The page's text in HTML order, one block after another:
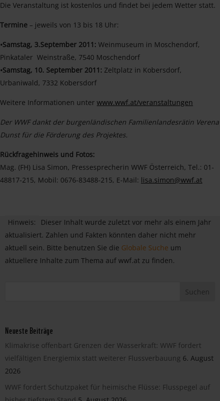
Die Veranstaltung ist kostenlos und findet bei jedem Wetter statt.
Termine – jeweils von 13 bis 18 Uhr:
•Samstag, 3.September 2011: Weinmuseum in Moschendorf,
Pinkataler Weinstraße, 7540 Moschendorf
•Samstag, 10. September 2011: Zeltplatz in Kobersdorf,
Urbaniwald, 7332 Kobersdorf
Weitere Informationen unter www.wwf.at/veranstaltungen
Der WWF dankt der burgenländischen Familienlandesrätin Verena
Dunst für die Förderung des Projektes.
Rückfragehinweis und Fotos:
Mag. (FH) Lisa Simon, Pressesprecherin WWF Österreich, Tel.: 01-
48817-215, Mobil: 0676-83488-215, E-Mail: lisa.simon@wwf.at
Hinweis:
Dieser Inhalt wurde zuletzt vor mehr als einem Jahr
aktualisiert. Zahlen und Fakten könnten daher nicht mehr
aktuell sein. Bitte benutzen Sie die Globale Suche um
aktuellere Inhalte zum Thema auf wwf.at zu finden.
Neueste Beiträge
Klimakrise offenbart Grenzen der Wasserkraft: WWF fordert
vielfältigen Energiemix statt weiterer Flussverbauung 6. August
2026
WWF fordert Schutzpaket für heimische Flüsse: Flusspegel auf